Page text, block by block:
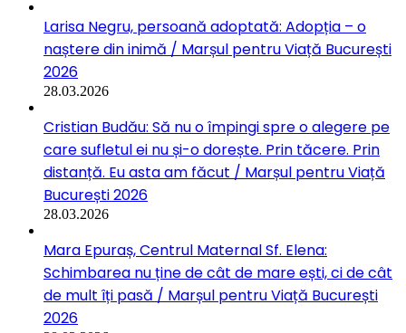
Larisa Negru, persoană adoptată: Adopția – o
naștere din inimă / Marșul pentru Viață București
2026
28.03.2026
Cristian Budău: Să nu o împingi spre o alegere pe
care sufletul ei nu și-o dorește. Prin tăcere. Prin
distanță. Eu asta am făcut / Marșul pentru Viață
București 2026
28.03.2026
Mara Epuraș, Centrul Maternal Sf. Elena:
Schimbarea nu ține de cât de mare ești, ci de cât
de mult îți pasă / Marșul pentru Viață București
2026